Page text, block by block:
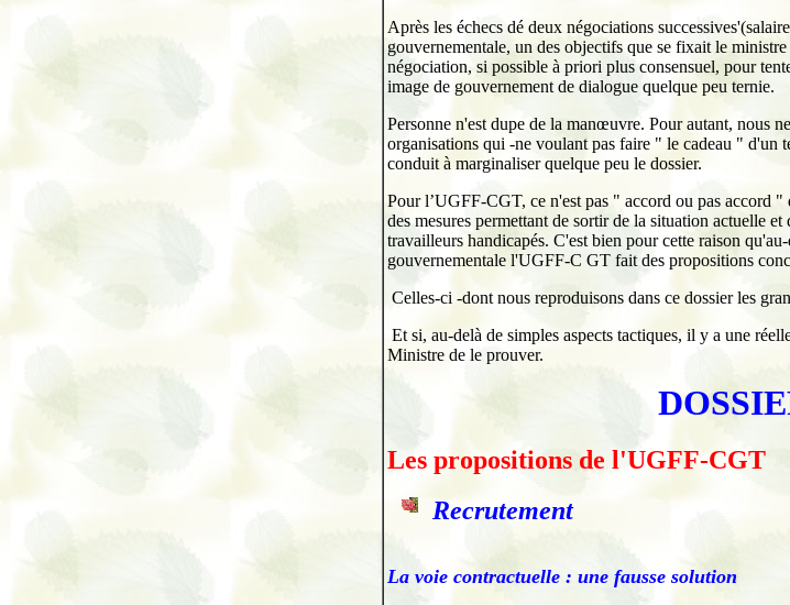
Après les échecs dé deux négociations
gouvernementale, un des objectifs que se fixait le
négociation, si possible à priori plus consensuel, pour
image de gouvernement de dialogue quelque peu ternie.
Personne n'est dupe de la manœuvre. Pour autant, nous
organisations qui -ne voulant pas faire " le cadeau " d'un
conduit à marginaliser quelque peu le dossier.
Pour l’UGFF-CGT, ce n'est pas " accord ou pas accord
des mesures permettant de sortir de la situation actuelle
travailleurs handicapés. C'est bien pour cette raison
gouvernementale l'UGFF-C GT fait des propositions
Celles-ci -dont nous reproduisons dans ce dossier les
Et si, au-delà de simples aspects tactiques, il y a une
Ministre de le prouver.
Les propositions de l'UGFF-CGT
Recrutement
La voie contractuelle : une fausse solution